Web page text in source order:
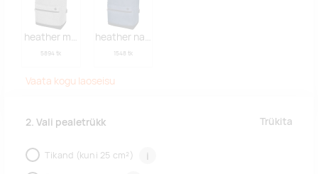
heather medium grey
5894 tk
heather navy
1548 tk
Vaata kogu laoseisu
2. Vali pealetrükk Trükita
Tikand (kuni 25 cm²) i